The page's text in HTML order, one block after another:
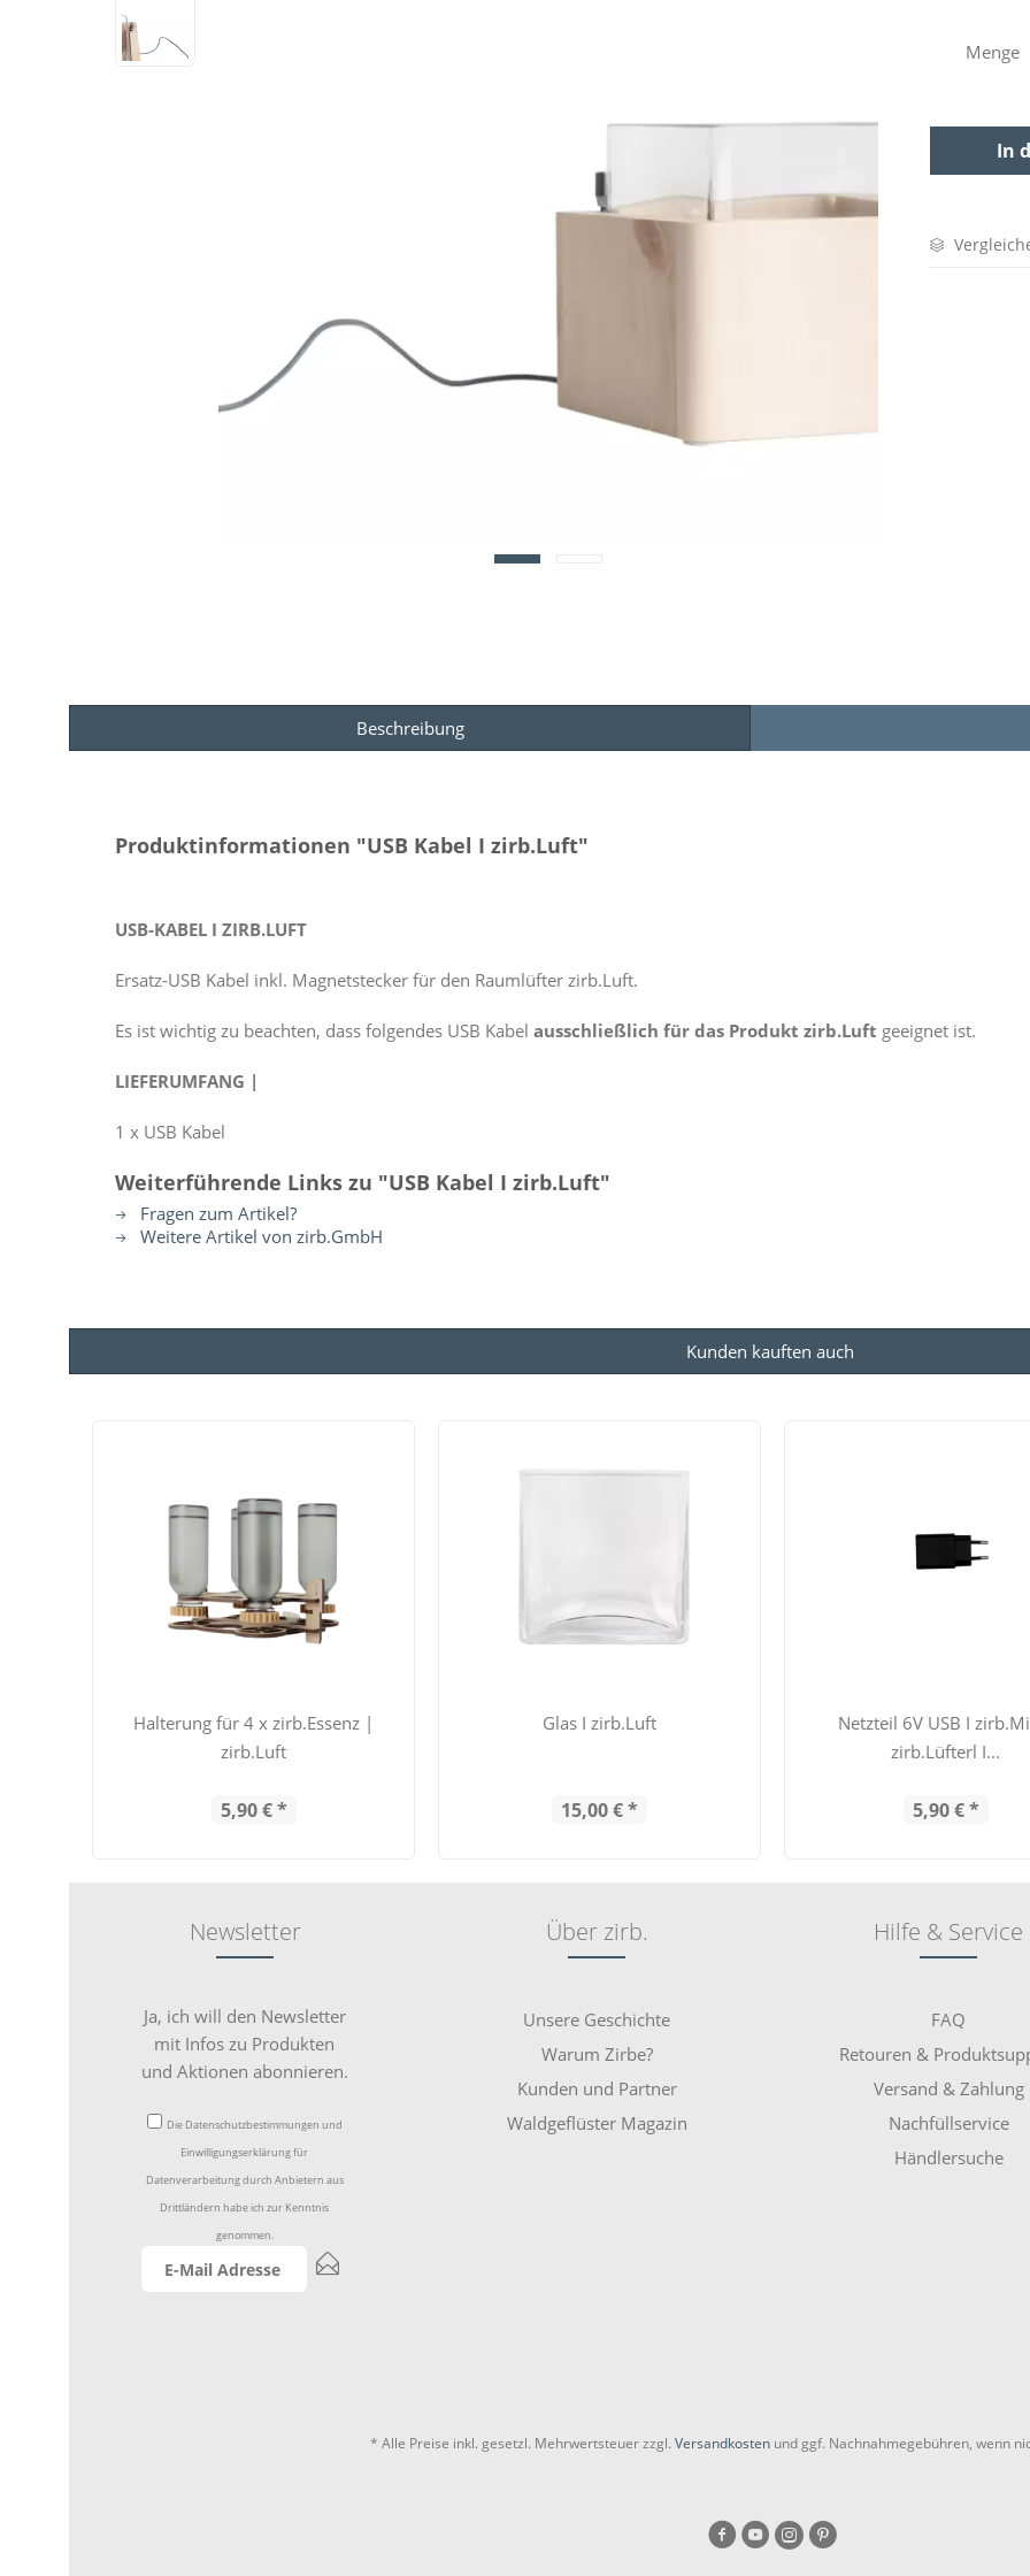
Menge
In
Beschreibung
Produktinformationen "USB Kabel I zirb.Luft"
USB-KABEL I ZIRB.LUFT
Ersatz-USB Kabel inkl. Magnetstecker für den Raumlüfter zirb.Luft.
Es ist wichtig zu beachten, dass folgendes USB Kabel ausschließlich für das Produkt zirb.Luft geeignet ist.
LIEFERUMFANG |
1 x USB Kabel
Weiterführende Links zu "USB Kabel I zirb.Luft"
Fragen zum Artikel?
Weitere Artikel von zirb.GmbH
Kunden kauften auch
Halterung für 4 x zirb.Essenz |
zirb.Luft
5,90 € *
Glas I zirb.Luft
15,00 € *
Netzteil 6V USB I
zirb.Lüfterl I...
5,90 € *
Hilfe & Service
FAQ
Retouren &
Versand & Zahlung
Nachfüllservice
Händlersuche
Über zirb.
Unsere Geschichte
Warum Zirbe?
Kunden und Partner
Waldgeflüster Magazin
Newsletter
Ja, ich will den Newsletter
mit Infos zu Produkten
und Aktionen abonnieren.
Die Datenschutzbestimmungen und
Einwilligungserklärung für
Datenverarbeitung durch Anbietern aus
Drittländern habe ich zur Kenntnis
genommen.
* Alle Preise inkl. gesetzl. Mehrwertsteuer zzgl. Versandkostenund ggf. Nachnahmegebühren, wenn